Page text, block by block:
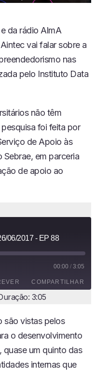
da rádio AlmA
vai falar sobre a
nas
pelo Instituto Data
não têm
foi feita por
de Apoio às
Sebrae, em parceria
de apoio ao
06/2017 - EP 88
00:00 / 3:05
COMPARTILHAR
3:05
são vistas pelos
o desenvolvimento
quase um quinto das
internas que